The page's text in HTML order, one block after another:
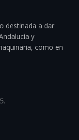
destinada a dar
y
como en